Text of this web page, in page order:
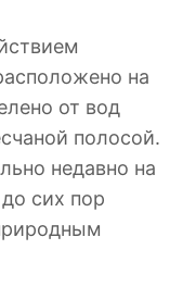
на
от вод
полосой.
недавно на
сих пор